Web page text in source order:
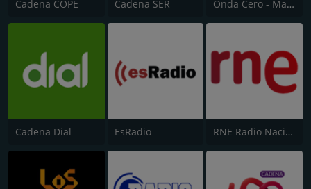
Cadena COPE Cadena SER Onda Cero - Madrid
Cadena Dial EsRadio RNE Radio Nacional (Radio 1)